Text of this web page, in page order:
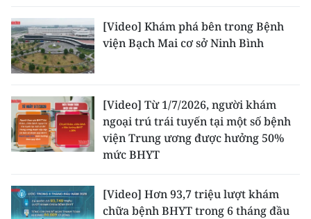
[Video] Khám phá bên trong Bệnh
viện Bạch Mai cơ sở Ninh Bình
[Video] Từ 1/7/2026, người khám
ngoại trú trái tuyến tại một số bệnh
viện Trung ương được hưởng 50%
mức BHYT
[Video] Hơn 93,7 triệu lượt khám
chữa bệnh BHYT trong 6 tháng đầu